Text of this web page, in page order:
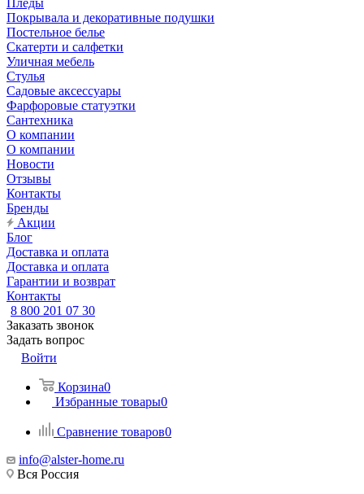
Пледы
Покрывала и декоративные подушки
Постельное белье
Скатерти и салфетки
Уличная мебель
Стулья
Садовые аксессуары
Фарфоровые статуэтки
Сантехника
О компании
О компании
Новости
Отзывы
Контакты
Бренды
Акции
Блог
Доставка и оплата
Доставка и оплата
Гарантии и возврат
Контакты
8 800 201 07 30
Заказать звонок
Задать вопрос
Войти
Корзина0
Избранные товары0
Сравнение товаров0
info@alster-home.ru
Вся Россия